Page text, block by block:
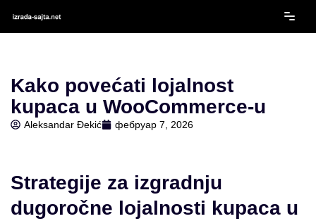
Kako povećati lojalnost
kupaca u WooCommerce-u
Aleksandar Đekić фебруар 7, 2026
Strategije za izgradnju
dugoročne lojalnosti kupaca u